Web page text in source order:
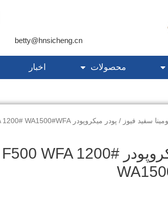
betty@hnsicheng.cn
محصولات اخبار
سفید فیوز / پودر میکروپودر F500 WFA 1200# WA1500#WFA
پودر میکروپودر F500 WFA 1200#